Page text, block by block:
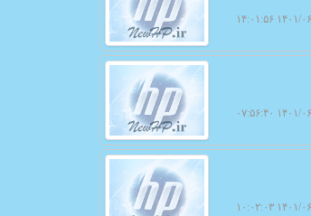
۲۱ ۱۴:۰۱:۵۶
۱۵ ۰۷:۵۶:۴۰
۱۳ ۱۰:۰۲:۰۳